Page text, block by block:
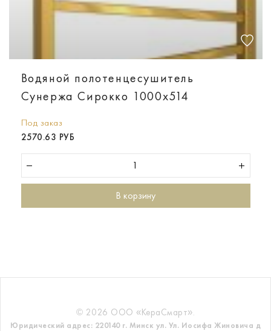
Водяной полотенцесушитель
Сунержа Сирокко 1000х514
Под заказ
2570.63 РУБ
В корзину
© 2026 ООО «КераСмарт».
Юридический адрес: 220140 г. Минск ул. Ул. Иосифа Жиновича д